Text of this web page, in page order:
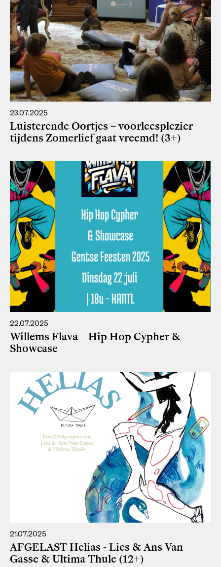
23.07.2025
Luisterende Oortjes – voorleesplezier
tijdens Zomerlief gaat vreemd! (3+)
22.07.2025
Willems Flava – Hip Hop Cypher &
Showcase
21.07.2025
AFGELAST Helias - Lies & Ans Van
Gasse & Ultima Thule (12+)